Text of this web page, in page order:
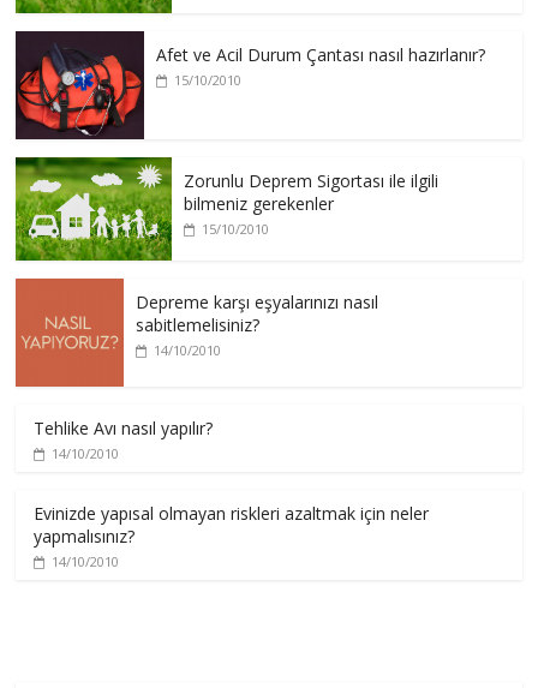
Afet ve Acil Durum Çantası nasıl hazırlanır?
15/10/2010
Zorunlu Deprem Sigortası ile ilgili
bilmeniz gerekenler
15/10/2010
Depreme karşı eşyalarınızı nasıl
sabitlemelisiniz?
14/10/2010
Tehlike Avı nasıl yapılır?
14/10/2010
Evinizde yapısal olmayan riskleri azaltmak için neler
yapmalısınız?
14/10/2010